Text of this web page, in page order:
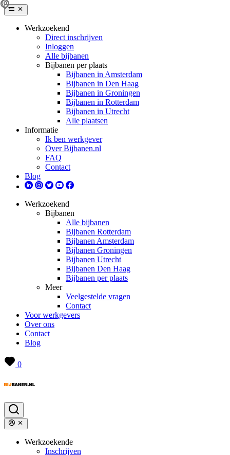
Werkzoekend
Direct inschrijven
Inloggen
Alle bijbanen
Bijbanen per plaats
Bijbanen in Amsterdam
Bijbanen in Den Haag
Bijbanen in Groningen
Bijbanen in Rotterdam
Bijbanen in Utrecht
Alle plaatsen
Informatie
Ik ben werkgever
Over Bijbanen.nl
FAQ
Contact
Blog
Werkzoekend
Bijbanen
Alle bijbanen
Bijbanen Rotterdam
Bijbanen Amsterdam
Bijbanen Groningen
Bijbanen Utrecht
Bijbanen Den Haag
Bijbanen per plaats
Meer
Veelgestelde vragen
Contact
Voor werkgevers
Over ons
Contact
Blog
0
Werkzoekende
Inschrijven